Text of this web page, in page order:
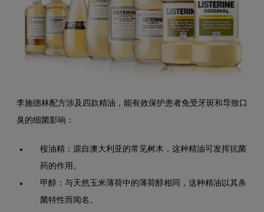
李施德林配方涉及四款精油，能有效保护患者免受牙斑和导致口
臭的细菌影响：
桉油精：源自澳大利亚的常见树木，这种精油可发挥抗菌
药的作用。
甲醇：与天然玉米薄荷中的薄荷醇相同，这种精油以其杀
菌特性而闻名。